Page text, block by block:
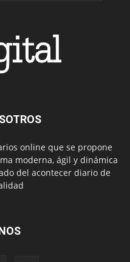
online que se propone
moderna, ágil y dinámica
del acontecer diario de